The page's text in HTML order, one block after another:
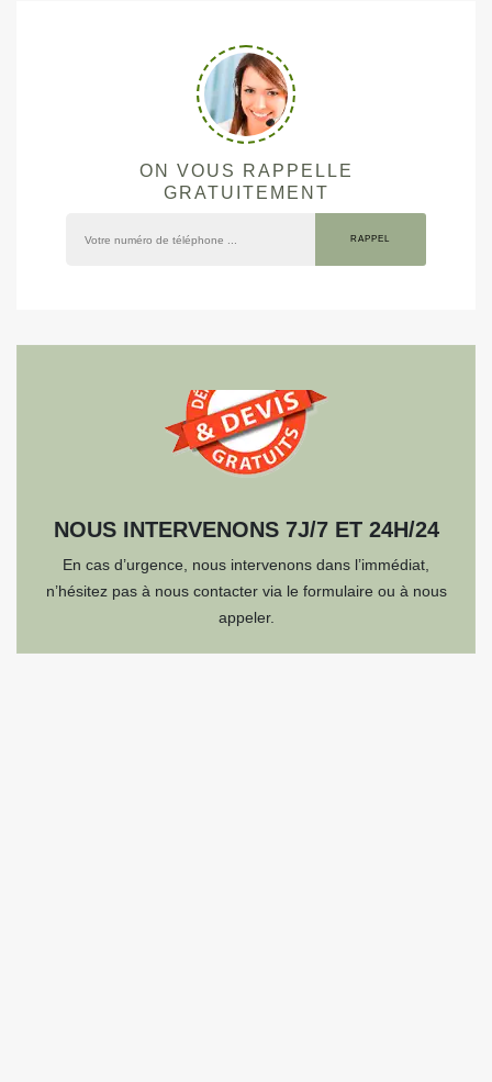
ON VOUS RAPPELLE
GRATUITEMENT
NOUS INTERVENONS 7J/7 ET 24H/24
En cas d’urgence, nous intervenons dans l’immédiat,
n’hésitez pas à nous contacter via le formulaire ou à nous
appeler.